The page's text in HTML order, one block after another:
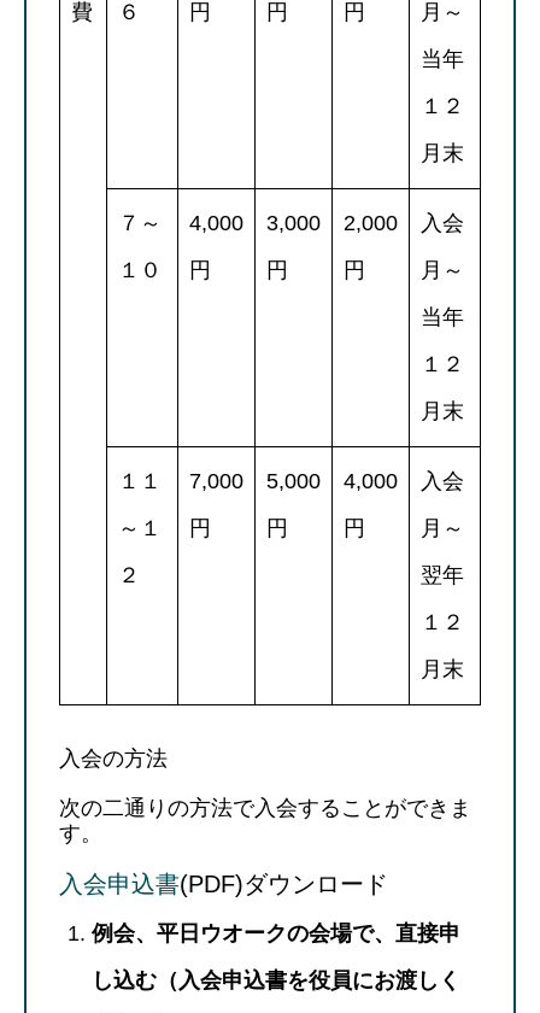
費
６
円
円
円
月～
当年
１２
月末
７～
１０
4,000
円
3,000
円
2,000
円
入会
月～
当年
１２
月末
１１
～１
２
7,000
円
5,000
円
4,000
円
入会
月～
翌年
１２
月末
入会の方法
次の二通りの方法で入会することができま
す。
入会申込書(PDF)ダウンロード
例会、平日ウオークの会場で、直接申
し込む（入会申込書を役員にお渡しく